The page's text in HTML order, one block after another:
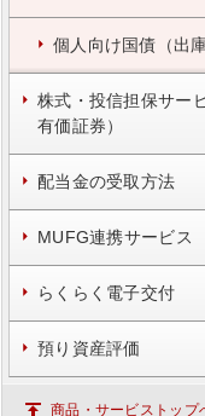
個人向け国債（出庫
株式・投信担保サー
有価証券）
配当金の受取方法
MUFG連携サービス
らくらく電子交付
預り資産評価
商品・サービストップ